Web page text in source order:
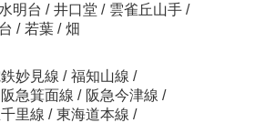
水明台 / 井口堂 / 雲雀丘山手 /
/ 若葉 / 畑
妙見線 / 福知山線 /
阪急箕面線 / 阪急今津線 /
里線 / 東海道本線 /